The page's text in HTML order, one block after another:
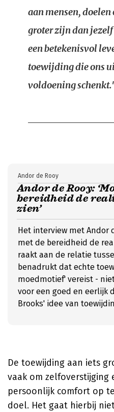
aan mensen,
groter zijn dan
een betekenisvol
toewijding die ons
voldoening
Andor de Rooy:
bereidheid de
zien’
Andor de Rooy
Het interview met Andor
met de bereidheid de
raakt aan de relatie
benadrukt dat echte
moedmotief' vereist -
voor een goed en eerlijk
Brooks' idee van
De toewijding aan iets
vaak om zelfoverstijging
persoonlijk comfort op
doel. Het gaat hierbij